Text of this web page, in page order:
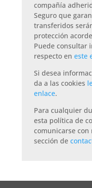
compañía
Seguro que
transferidos
protección
Puede consultar
respecto en este
Si desea
da a las cookies
enlace.
Para cualquier
esta política de
comunicarse con
sección de